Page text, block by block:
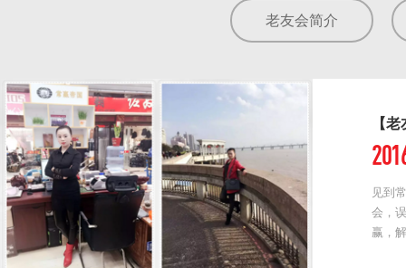
老友会简介
【
见到
会，
赢，